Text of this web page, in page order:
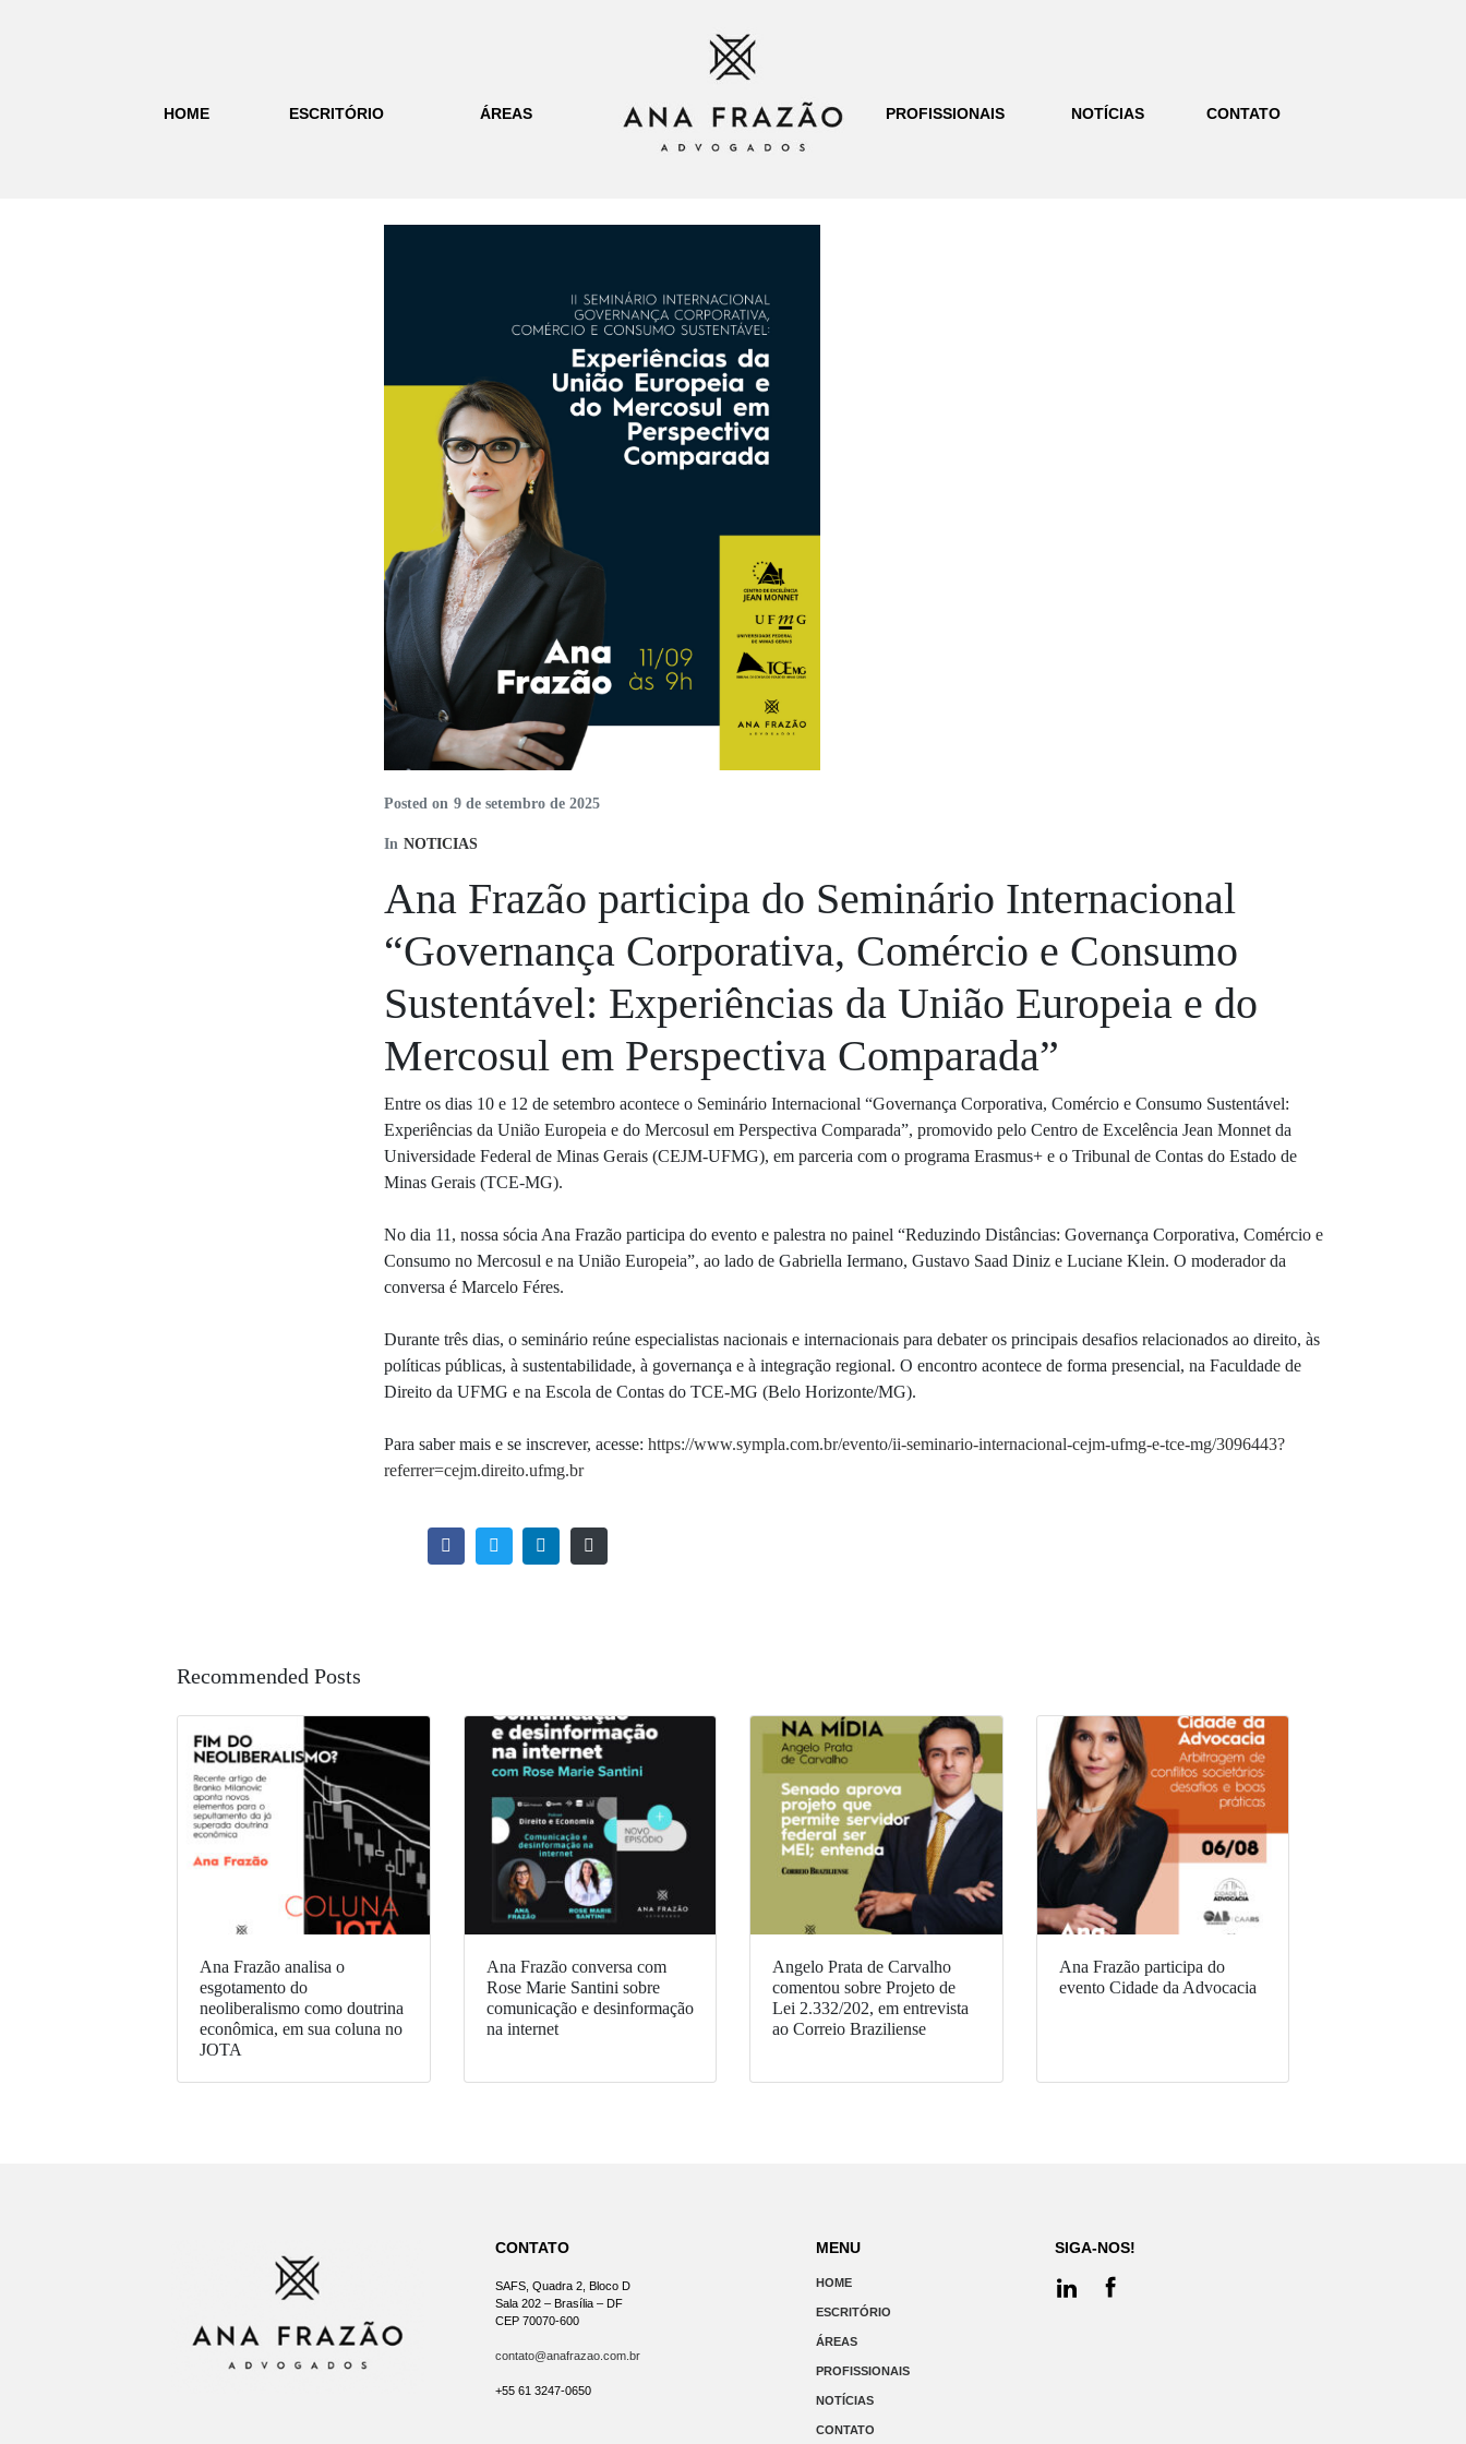
HOME ESCRITÓRIO ÁREAS PROFISSIONAIS NOTÍCIAS CONTATO
Posted on 9 de setembro de 2025
In NOTICIAS
Ana Frazão participa do Seminário Internacional
“Governança Corporativa, Comércio e Consumo
Sustentável: Experiências da União Europeia e do
Mercosul em Perspectiva Comparada”
Entre os dias 10 e 12 de setembro acontece o Seminário Internacional “Governança Corporativa, Comércio e Consumo Sustentável:
Experiências da União Europeia e do Mercosul em Perspectiva Comparada”, promovido pelo Centro de Excelência Jean Monnet da
Universidade Federal de Minas Gerais (CEJM-UFMG), em parceria com o programa Erasmus+ e o Tribunal de Contas do Estado de
Minas Gerais (TCE-MG).
No dia 11, nossa sócia Ana Frazão participa do evento e palestra no painel “Reduzindo Distâncias: Governança Corporativa, Comércio e
Consumo no Mercosul e na União Europeia”, ao lado de Gabriella Iermano, Gustavo Saad Diniz e Luciane Klein. O moderador da
conversa é Marcelo Féres.
Durante três dias, o seminário reúne especialistas nacionais e internacionais para debater os principais desafios relacionados ao direito, às
políticas públicas, à sustentabilidade, à governança e à integração regional. O encontro acontece de forma presencial, na Faculdade de
Direito da UFMG e na Escola de Contas do TCE-MG (Belo Horizonte/MG).
Para saber mais e se inscrever, acesse: https://www.sympla.com.br/evento/ii-seminario-internacional-cejm-ufmg-e-tce-mg/3096443?
referrer=cejm.direito.ufmg.br
Recommended Posts
Ana Frazão analisa o
esgotamento do
neoliberalismo como doutrina
econômica, em sua coluna no
JOTA
Ana Frazão conversa com
Rose Marie Santini sobre
comunicação e desinformação
na internet
Angelo Prata de Carvalho
comentou sobre Projeto de
Lei 2.332/202, em entrevista
ao Correio Braziliense
Ana Frazão participa do
evento Cidade da Advocacia
CONTATO
SAFS, Quadra 2, Bloco D
Sala 202 – Brasília – DF
CEP 70070-600
contato@anafrazao.com.br
+55 61 3247-0650
MENU
HOME
ESCRITÓRIO
ÁREAS
PROFISSIONAIS
NOTÍCIAS
CONTATO
SIGA-NOS!